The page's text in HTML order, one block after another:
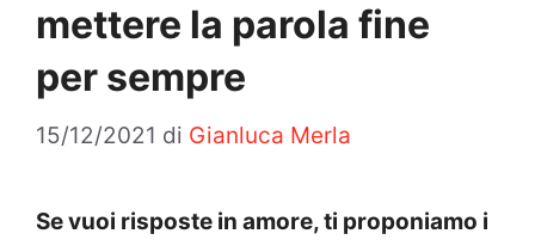
mettere la parola fine
per sempre
15/12/2021 di Gianluca Merla
Se vuoi risposte in amore, ti proponiamo i